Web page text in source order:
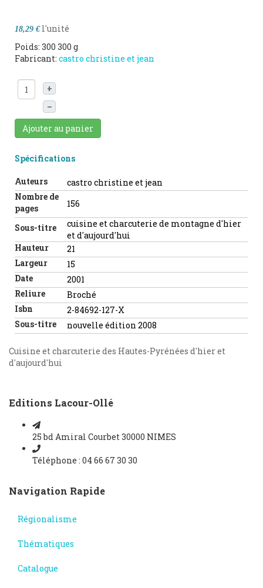
18,29 € l'unité
Poids: 300 300 g
Fabricant: castro christine et jean
+
–
Ajouter au panier
Spécifications
Auteurs
castro christine et jean
Nombre de
pages
156
Sous-titre
cuisine et charcuterie de montagne d'hier
et d'aujourd'hui
Hauteur
21
Largeur
15
Date
2001
Reliure
Broché
Isbn
2-84692-127-X
Sous-titre
nouvelle édition 2008
Cuisine et charcuterie des Hautes-Pyrénées d'hier et
d'aujourd'hui
Editions Lacour-Ollé
25 bd Amiral Courbet 30000 NIMES
Téléphone : 04 66 67 30 30
Navigation Rapide
Régionalisme
Thématiques
Catalogue